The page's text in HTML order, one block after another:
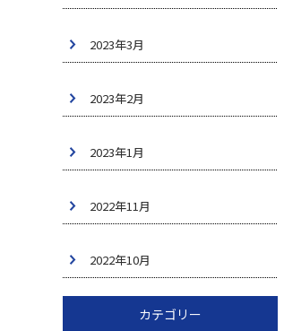
2023年3月
2023年2月
2023年1月
2022年11月
2022年10月
カテゴリー